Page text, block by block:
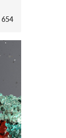
654